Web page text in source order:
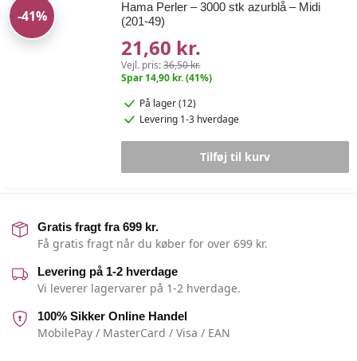
-41%
Hama Perler – 3000 stk azurblå – Midi
(201-49)
21,60 kr.
Vejl. pris:36,50 kr.
Spar 14,90 kr. (41%)
På lager (12)
Levering 1-3 hverdage
Tilføj til kurv
Gratis fragt fra 699 kr.
Få gratis fragt når du køber for over 699 kr.
Levering på 1-2 hverdage
Vi leverer lagervarer på 1-2 hverdage.
100% Sikker Online Handel
MobilePay / MasterCard / Visa / EAN